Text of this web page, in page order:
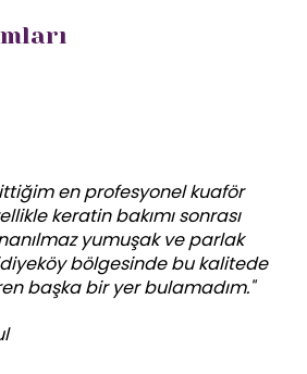
en profesyonel kuaför
keratin bakımı sonrası
yumuşak ve parlak
bölgesinde bu kalitede
başka bir yer bulamadım."